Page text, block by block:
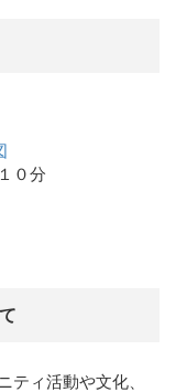
０分
ティ活動や文化、